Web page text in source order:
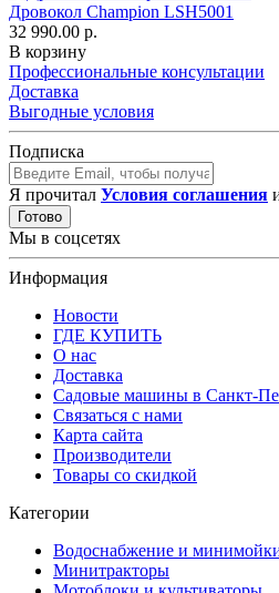
Дровокол Champion LSH5001
32 990.00 р.
В корзину
Профессиональные консультации
Доставка
Выгодные условия
Подписка
Я прочитал Условия соглашения
Готово
Мы в соцсетях
Информация
Новости
ГДЕ КУПИТЬ
О нас
Доставка
Садовые машины в Санкт-
Связаться с нами
Карта сайта
Производители
Товары со скидкой
Категории
Водоснабжение и
Минитракторы